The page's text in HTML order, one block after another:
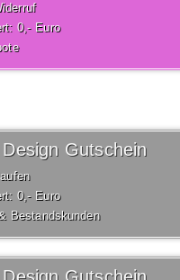
0,- Euro
Gutschein
0,- Euro
Bestandskunden